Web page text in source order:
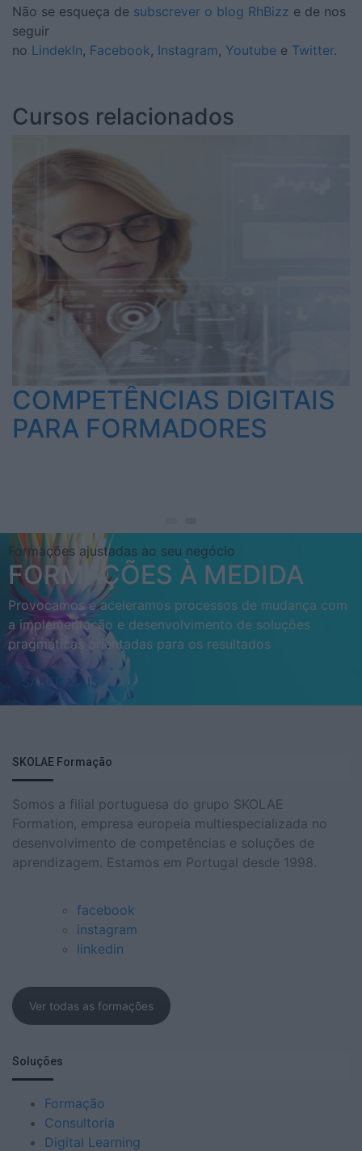
Não se esqueça de subscrever o blog RhBizz e de nos
seguir
no LindekIn, Facebook, Instagram, Youtube e Twitter.
Cursos relacionados
COMPETÊNCIAS DIGITAIS
PARA FORMADORES
Formações ajustadas ao seu negócio
FORMAÇÕES À MEDIDA
Provocamos e aceleramos processos de mudança com
a implementação e desenvolvimento de soluções
pragmáticas orientadas para os resultados
SABER MAIS
SKOLAE Formação
Somos a filial portuguesa do grupo SKOLAE
Formation, empresa europeia multiespecializada no
desenvolvimento de competências e soluções de
aprendizagem. Estamos em Portugal desde 1998.
facebook
instagram
linkedin
Ver todas as formações
Soluções
Formação
Consultoria
Digital Learning